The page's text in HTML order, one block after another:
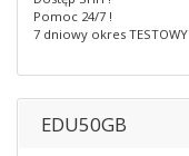
Pomoc 24/7 !
7 dniowy okres TESTOWY
EDU50GB